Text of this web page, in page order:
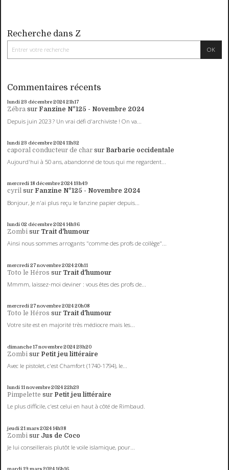
Recherche dans Z
Commentaires récents
lundi 23 décembre 202421h17
Zébra sur Fanzine N°125 - Novembre 2024
Depuis juin 2023 ? Un vrai défi d'archiviste ! On va...
lundi 23 décembre 202411h32
caporal conducteur de char sur Barbarie occidentale
Aujourd'hui à 50 ans, abandonné de tous qui me regardent...
mercredi 18 décembre 202413h49
cyril sur Fanzine N°125 - Novembre 2024
Bonjour, Je n'ai plus reçu le fanzine papier depuis...
lundi 02 décembre 202414h36
Zombi sur Trait d'humour
Ainsi nous sommes arrogants "comme des profs de collège"...
mercredi 27novembre 202420h11
Toto le Héros sur Trait d'humour
Mmmm, laissez-moi deviner : vous êtes des profs de...
mercredi 27novembre 202420h08
Toto le Héros sur Trait d'humour
Votre site est en majorité très médiocre mais les...
dimanche 17novembre 202423h20
Zombi sur Petit jeu littéraire
Avec le pistolet, c'est Chamfort (1740-1794), le...
lundi 11novembre 202422h23
Pimpelette sur Petit jeu littéraire
Le plus difficile, c'est celui en haut à côté de Rimbaud.
jeudi 21 mars 202414h38
Zombi sur Jus de Coco
Je lui conseillerais plutôt le voile islamique, pour...